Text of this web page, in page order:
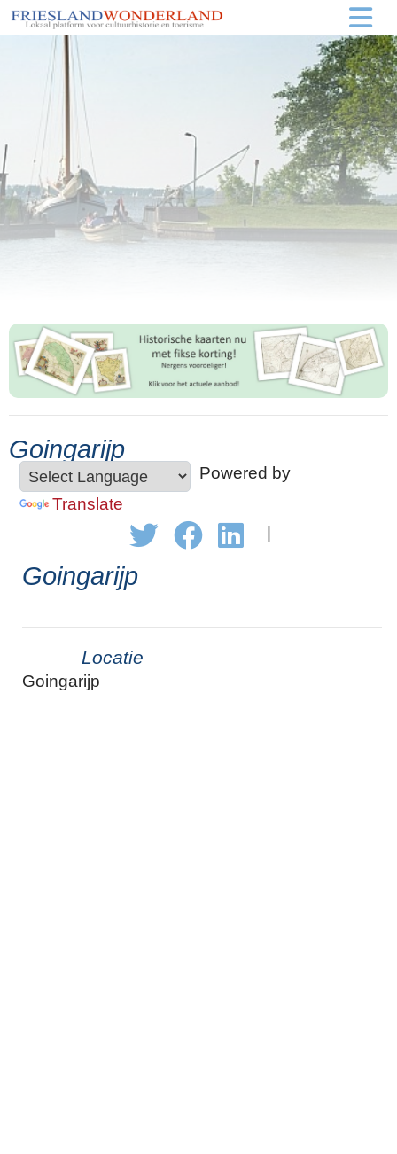
Goingarijp
Powered by
Translate
Goingarijp
Locatie
Goingarijp